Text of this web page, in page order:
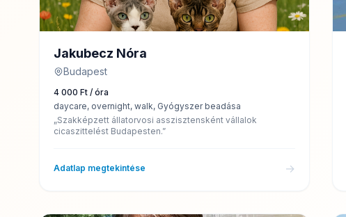
Jakubecz Nóra
Budapest
4 000 Ft / óra
daycare, overnight, walk, Gyógyszer beadása
„Szakképzett állatorvosi asszisztensként vállalok
cicaszittelést Budapesten.”
Adatlap megtekintése →